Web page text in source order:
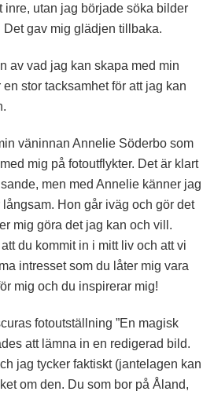
inre, utan jag började söka bilder
gav mig glädjen tillbaka.
av vad jag kan skapa med min
stor tacksamhet för att jag kan
väninnan Annelie Söderbo som
mig på fotoutflykter. Det är klart
men med Annelie känner jag
Hon går iväg och gör det
mig göra det jag kan och vill.
du kommit in i mitt liv och att vi
intresset som du låter mig vara
mig och du inspirerar mig!
fotoutställning ”En magisk
att lämna in en redigerad bild.
jag tycker faktiskt (jantelagen kan
om den. Du som bor på Åland,